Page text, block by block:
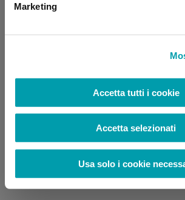
Marketing
Accetta tutti i cookie
Accetta selezionati
Usa solo i cookie